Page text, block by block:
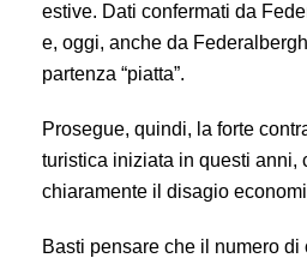
estive. Dati confermati da
e, oggi, anche da
partenza “piatta”.
Prosegue, quindi, la forte
turistica iniziata in questi anni,
chiaramente il disagio
Basti pensare che il numero